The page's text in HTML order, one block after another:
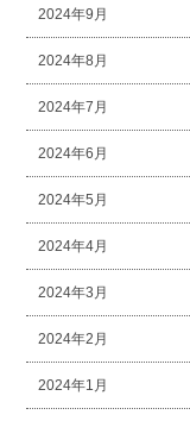
2024年9月
2024年8月
2024年7月
2024年6月
2024年5月
2024年4月
2024年3月
2024年2月
2024年1月